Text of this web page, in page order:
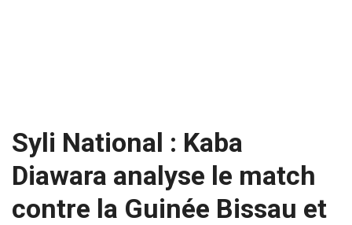
Syli National : Kaba
Diawara analyse le match
contre la Guinée Bissau et